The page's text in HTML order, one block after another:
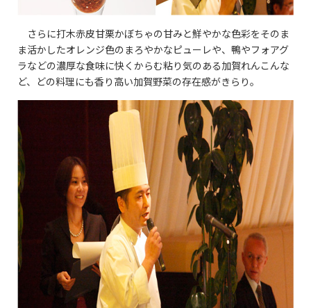
さらに打木赤皮甘栗かぼちゃの甘みと鮮やかな色彩をそのま
ま活かしたオレンジ色のまろやかなピューレや、鴨やフォアグ
ラなどの濃厚な食味に快くからむ粘り気のある加賀れんこんな
ど、どの料理にも香り高い加賀野菜の存在感がきらり。